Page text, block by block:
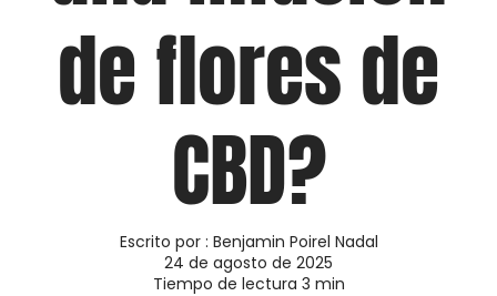
de flores de
CBD?
Escrito por : Benjamin Poirel Nadal
24 de agosto de 2025
Tiempo de lectura 3 min